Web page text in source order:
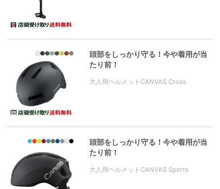
頭部をしっかり守る！今や着用が当
たり前！
大人用ヘルメットCANVAS Cross
頭部をしっかり守る！今や着用が当
たり前！
大人用ヘルメットCANVAS Sports